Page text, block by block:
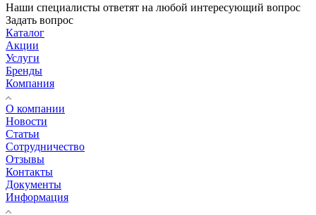
Наши специалисты ответят на любой интересующий вопрос
Задать вопрос
Каталог
Акции
Услуги
Бренды
Компания
О компании
Новости
Статьи
Сотрудничество
Отзывы
Контакты
Документы
Информация